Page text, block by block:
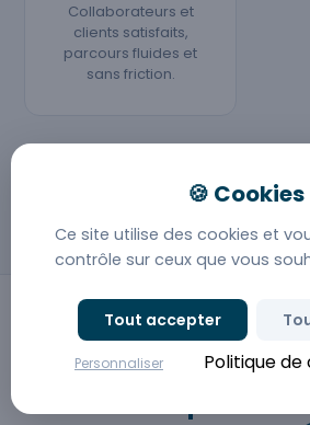
Collaborateurs et
clients satisfaits,
parcours fluides et
sans friction.
Évaluez vos gains avec
PÉRIMÈTRE
Ce site utilise des cookies et
contrôle sur ceux que vous
Tout accepter
Personnaliser Politique